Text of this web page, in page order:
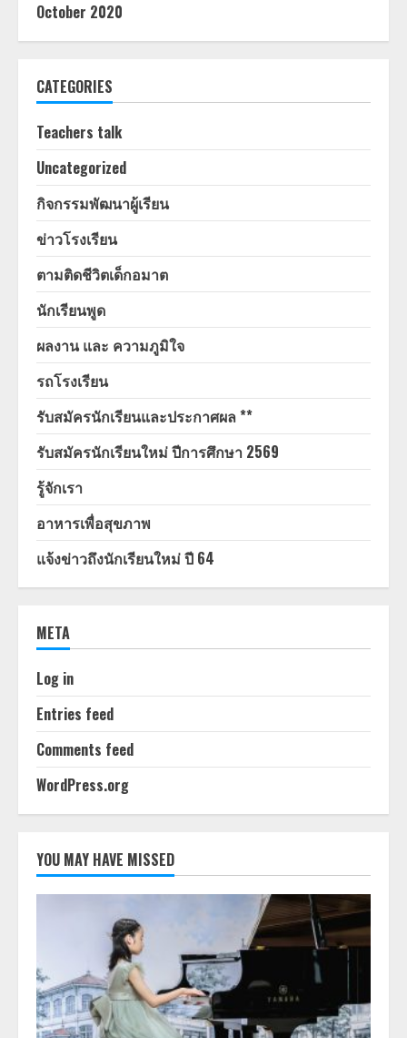
October 2020
CATEGORIES
Teachers talk
Uncategorized
กิจกรรมพัฒนาผู้เรียน
ข่าวโรงเรียน
ตามติดชีวิตเด็กอมาต
นักเรียนพูด
ผลงาน และ ความภูมิใจ
รถโรงเรียน
รับสมัครนักเรียนและประกาศผล **
รับสมัครนักเรียนใหม่ ปีการศึกษา 2569
รู้จักเรา
อาหารเพื่อสุขภาพ
แจ้งข่าวถึงนักเรียนใหม่ ปี 64
META
Log in
Entries feed
Comments feed
WordPress.org
YOU MAY HAVE MISSED